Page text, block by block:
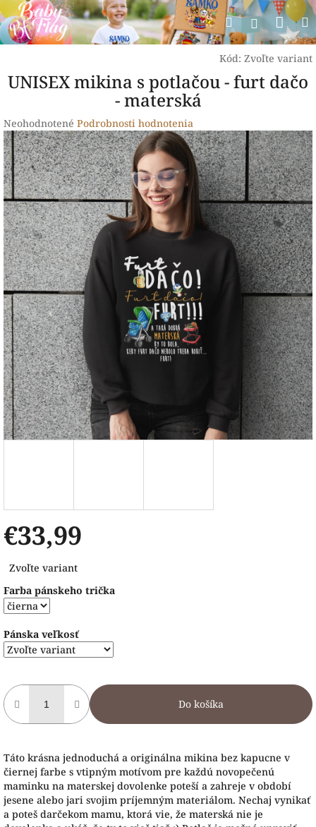
Prejsť
na
obsah
Hľadať
Kód: Zvoľte variant
UNISEX mikina s potlačou - furt dačo
- materská
Priemerné
hodnotenie
produktu
je
0,0
z
5
hviezdičiek.
Neohodnotené Podrobnosti hodnotenia
€33,99
cena:
Zvoľte variant
Farba pánskeho trička
Pánska veľkosť
Do košíka
Táto krásna jednoduchá a originálna mikina bez kapucne v
čiernej farbe s vtipným motívom pre každú novopečenú
maminku na materskej dovolenke poteší a zahreje v období
jesene alebo jari svojim príjemným materiálom. Nechaj vynikať
a poteš darčekom mamu, ktorá vie, že materská nie je